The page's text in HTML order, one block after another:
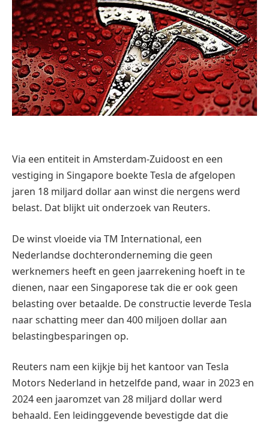
Via een entiteit in Amsterdam-Zuidoost en een
vestiging in Singapore boekte Tesla de afgelopen
jaren 18 miljard dollar aan winst die nergens werd
belast. Dat blijkt uit onderzoek van Reuters.
De winst vloeide via TM International, een
Nederlandse dochteronderneming die geen
werknemers heeft en geen jaarrekening hoeft in te
dienen, naar een Singaporese tak die er ook geen
belasting over betaalde. De constructie leverde Tesla
naar schatting meer dan 400 miljoen dollar aan
belastingbesparingen op.
Reuters nam een kijkje bij het kantoor van Tesla
Motors Nederland in hetzelfde pand, waar in 2023 en
2024 een jaaromzet van 28 miljard dollar werd
behaald. Een leidinggevende bevestigde dat die